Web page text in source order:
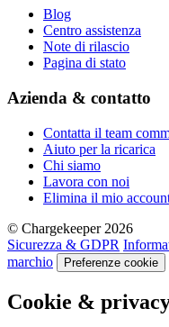
Blog
Centro assistenza
Note di rilascio
Pagina di stato
Azienda & contatto
Contatta il team
Aiuto per la ricarica
Chi siamo
Lavora con noi
Elimina il mio
© Chargekeeper 2026
Sicurezza & GDPR
marchio
Preferenze cookie
Cookie &